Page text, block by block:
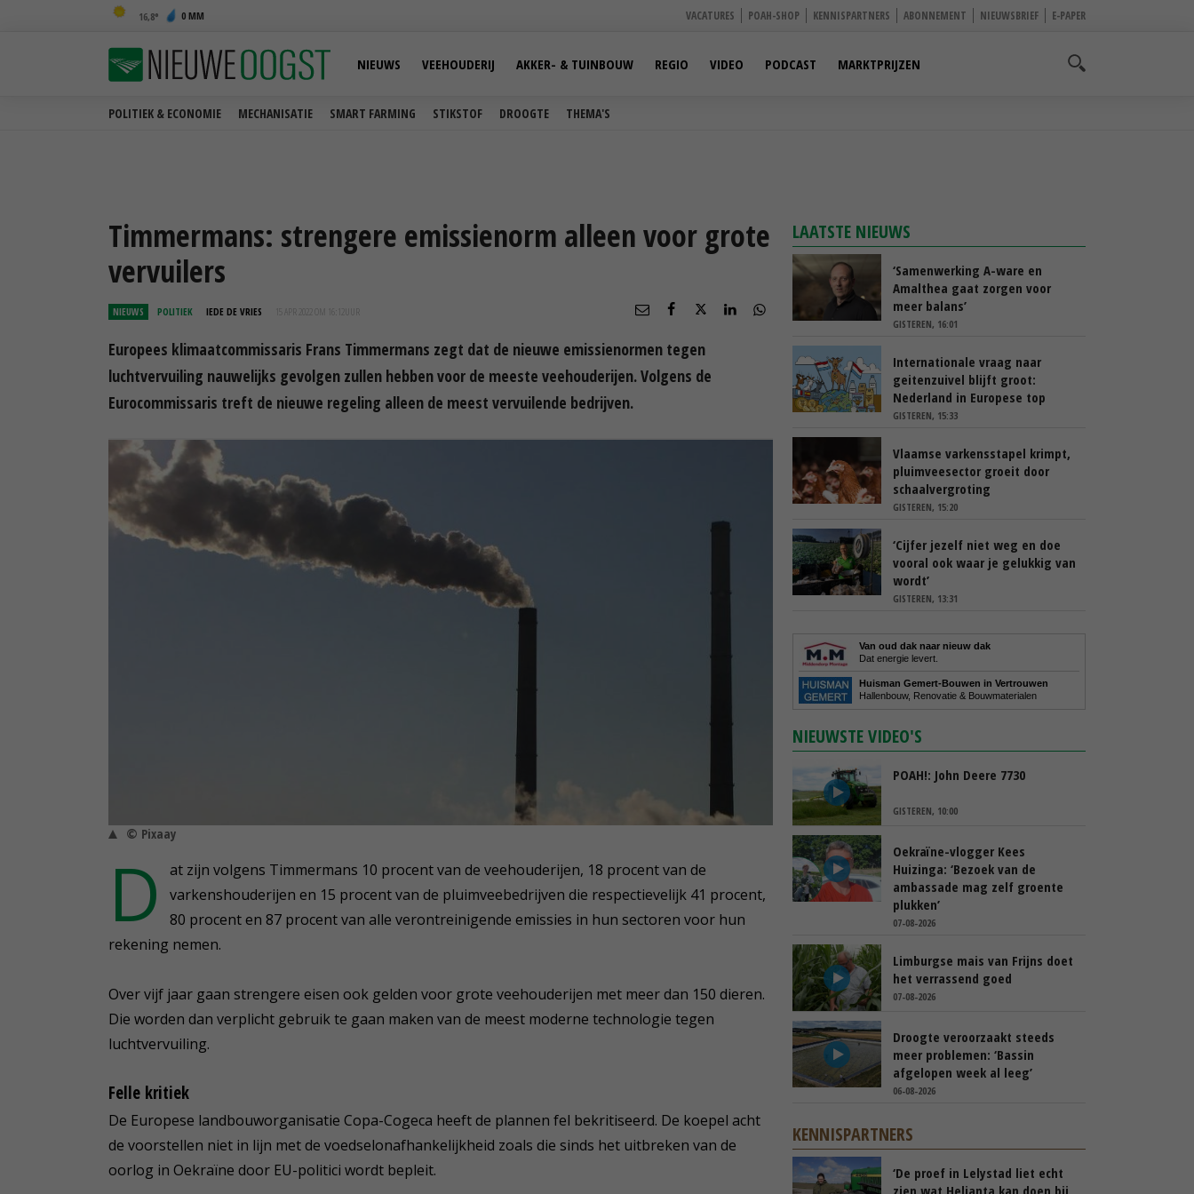
16,8 0 MM VACATURES POAH-SHOP KENNISPARTNERS ABONNEMENT NIEUWSBRIEF E-PAPER
POLITIEK & ECONOMIE MECHANISATIE SMART FARMING STIKSTOF DROOGTE THEMA'S
NIEUWS VEEHOUDERIJ AKKER- & TUINBOUW REGIO VIDEO PODCAST MARKTPRIJZEN
Timmermans: strengere emissienorm alleen voor grote
vervuilers
NIEUWS POLITIEK IEDE DE VRIES 15 APR 2022 OM 16:12
Europees klimaatcommissaris Frans Timmermans zegt dat de nieuwe emissienormen tegen
luchtvervuiling nauwelijks gevolgen zullen hebben voor de meeste veehouderijen. Volgens de
Eurocommissaris treft de nieuwe regeling alleen de meest vervuilende bedrijven.
© Pixaay
D
at zijn volgens Timmermans 10 procent van de veehouderijen, 18 procent van de
varkenshouderijen en 15 procent van de pluimveebedrijven die respectievelijk 41 procent,
80 procent en 87 procent van alle verontreinigende emissies in hun sectoren voor hun
rekening nemen.
Over vijf jaar gaan strengere eisen ook gelden voor grote veehouderijen met meer dan 150 dieren.
Die worden dan verplicht gebruik te gaan maken van de meest moderne technologie tegen
luchtvervuiling.
Felle kritiek
De Europese landbouworganisatie Copa-Cogeca heeft de plannen fel bekritiseerd. De koepel acht
de voorstellen niet in lijn met de voedselonafhankelijkheid zoals die sinds het uitbreken van de
oorlog in Oekraïne door EU-politici wordt bepleit.
LAATSTE NIEUWS
‘Samenwerking A-ware en
Amalthea gaat zorgen voor
meer balans’
GISTEREN, 16:01
Internationale vraag naar
geitenzuivel blijft groot:
Nederland in Europese top
GISTEREN, 15:33
Vlaamse varkensstapel krimpt,
pluimveesector groeit door
schaalvergroting
GISTEREN, 15:20
‘Cijfer jezelf niet weg en doe
vooral ook waar je gelukkig van
wordt’
GISTEREN, 13:31
Van oud dak naar nieuw dak
Dat energie levert.
Huisman Gemert-Bouwen in Vertrouwen
Hallenbouw, Renovatie & Bouwmaterialen
NIEUWSTE VIDEO'S
POAH!: John Deere 7730
GISTEREN, 10:00
Oekraïne-vlogger Kees
Huizinga: ‘Bezoek van de
ambassade mag zelf groente
plukken’
07-08-2026
Limburgse mais van Frijns doet
het verrassend goed
07-08-2026
Droogte veroorzaakt steeds
meer problemen: ‘Bassin
afgelopen week al leeg’
06-08-2026
KENNISPARTNERS
‘De proef in Lelystad liet echt
zien wat Helianta kan doen bij